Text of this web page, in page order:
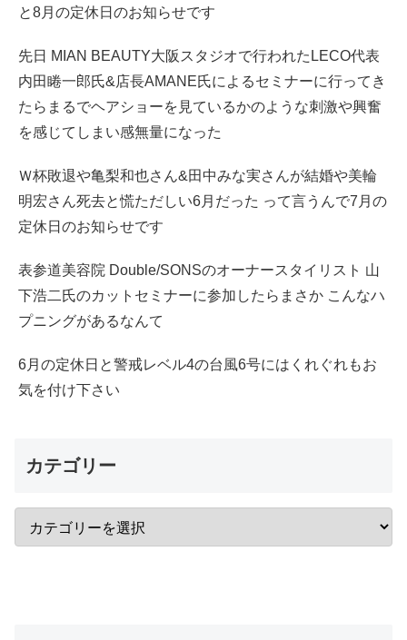
と8月の定休日のお知らせです
先日 MIAN BEAUTY大阪スタジオで行われたLECO代表
内田睠一郎氏&店長AMANE氏によるセミナーに行ってき
たらまるでヘアショーを見ているかのような刺激や興奮
を感じてしまい感無量になった
Ｗ杯敗退や亀梨和也さん&田中みな実さんが結婚や美輪
明宏さん死去と慌ただしい6月だった って言うんで7月の
定休日のお知らせです
表参道美容院 Double/SONSのオーナースタイリスト 山
下浩二氏のカットセミナーに参加したらまさか こんなハ
プニングがあるなんて
6月の定休日と警戒レベル4の台風6号にはくれぐれもお
気を付け下さい
カテゴリー